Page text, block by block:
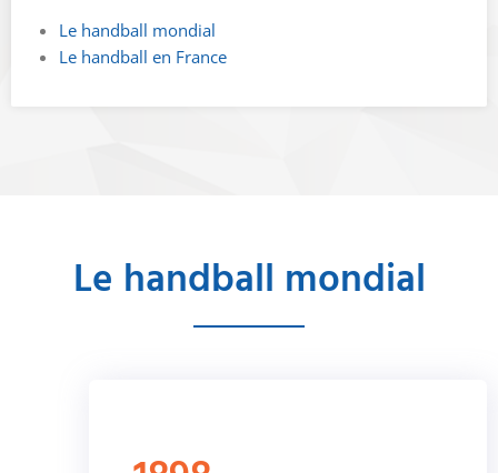
Le handball mondial
Le handball en France
Le handball mondial